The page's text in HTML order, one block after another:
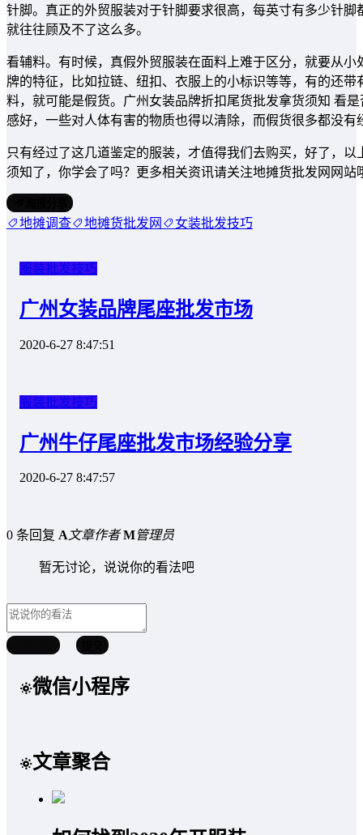
针脚。真正的外贸服装对于针脚要求很高，每英寸有多少针
就往往顾及不了这么多。
看辅料。有时候，真假外贸服装在面料上难于区分，就要从
牌的特征，比如拉链、纽扣、衣服上的小标识等等，有的还
料，就可能是假货。广州女装品牌折扣尾货批发拿货须知 看
感好，一些对人体有害的物质也得以清除，而假货很多都没
只有经过了这几道鉴定的服装，才值得我们去购买，好了，
须知了，你学会了吗？更多相关资讯请关注地摊货批发网网
地摊调查 地摊货批发网 女装批发技巧
服装批发技巧
广州女装品牌尾座批发市场
2020-6-27 8:47:51
服装批发技巧
广州牛仔尾座批发市场经验分享
2020-6-27 8:47:57
0 条回复 A文章作者 M管理员
暂无讨论，说说你的看法吧
微信小程序
文章聚合